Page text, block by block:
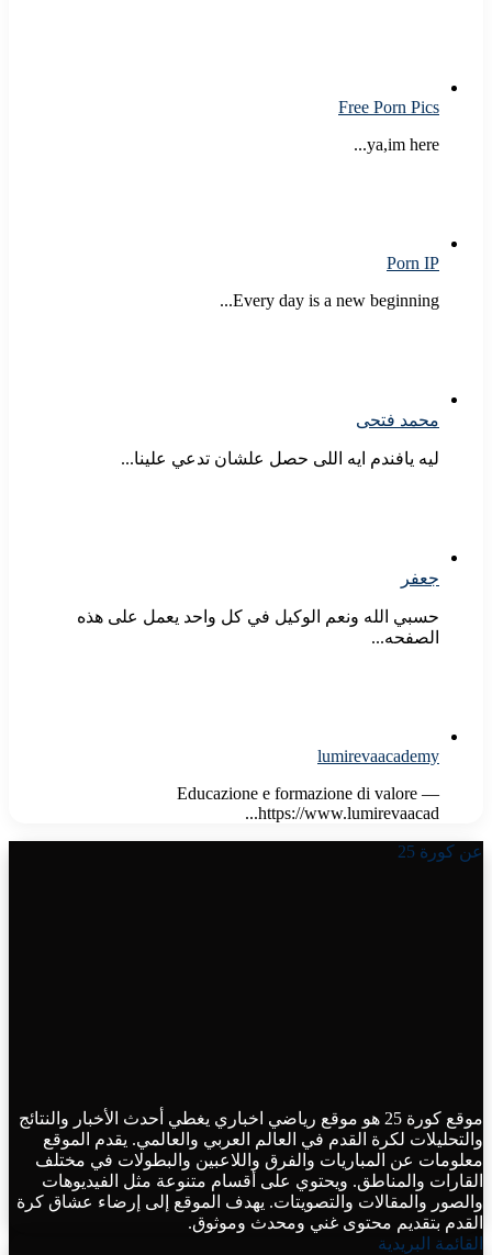
Free Porn Pics
ya,im here...
Porn IP
Every day is a new beginning...
محمد فتحى
ليه يافندم ايه اللى حصل علشان تدعي علينا...
جعفر
حسبي الله ونعم الوكيل في كل واحد يعمل على هذه
الصفحه...
lumirevaacademy
Educazione e formazione di valore —
https://www.lumirevaacad...
عن كورة 25
موقع كورة 25 هو موقع رياضي اخباري يغطي أحدث الأخبار والنتائج
والتحليلات لكرة القدم في العالم العربي والعالمي. يقدم الموقع
معلومات عن المباريات والفرق واللاعبين والبطولات في مختلف
القارات والمناطق. ويحتوي على أقسام متنوعة مثل الفيديوهات
والصور والمقالات والتصويتات. يهدف الموقع إلى إرضاء عشاق كرة
القدم بتقديم محتوى غني ومحدث وموثوق.
القائمة البريدية